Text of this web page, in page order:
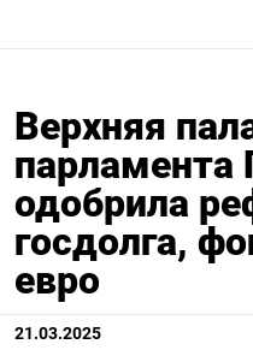
Верхняя
парламента
одобрила
госдолга,
евро
21.03.2025